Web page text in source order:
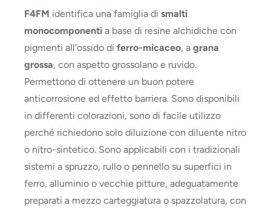
F4FM identifica una famiglia di smalti
monocomponentia base di resine alchidiche con
pigmenti all’ossido di ferro-micaceo, a grana
grossa, con aspetto grossolano e ruvido.
Permettono di ottenere un buon potere
anticorrosione ed effetto barriera. Sono disponibili
in differenti colorazioni, sono di facile utilizzo
perché richiedono solo diluizione con diluente nitro
o nitro-sintetico. Sono applicabili con i tradizionali
sistemi a spruzzo, rullo o pennello su superfici in
ferro, alluminio o vecchie pitture, adeguatamente
preparati a mezzo carteggiatura o spazzolatura, con